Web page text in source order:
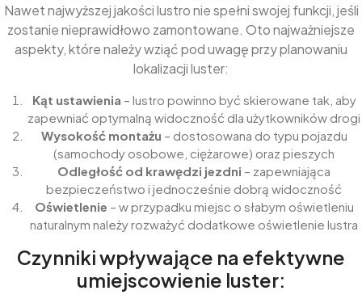
Nawet najwyższej jakości lustro nie spełni swojej funkcji, jeśli
zostanie nieprawidłowo zamontowane. Oto najważniejsze
aspekty, które należy wziąć pod uwagę przy planowaniu
lokalizacji luster:
Kąt ustawienia – lustro powinno być skierowane tak, aby
zapewniać optymalną widoczność dla użytkowników drogi
Wysokość montażu – dostosowana do typu pojazdu
(samochody osobowe, ciężarowe) oraz pieszych
Odległość od krawędzi jezdni – zapewniająca
bezpieczeństwo i jednocześnie dobrą widoczność
Oświetlenie – w przypadku miejsc o słabym oświetleniu
naturalnym należy rozważyć dodatkowe oświetlenie lustra
Czynniki wpływające na efektywne
umiejscowienie luster: